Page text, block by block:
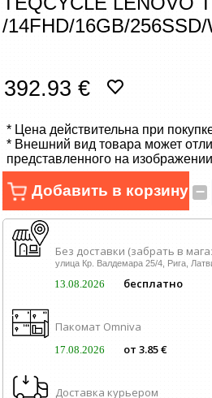
Сетевые товары
ТВ, Фото и электроника
Автотовары
Renewd техника, Outlet
/14FHD/16GB/256SSD/
392.93 €
* Цена действительна при
* Внешний вид товара может
представленного на изображении
Добавить в корзину –
Без доставки (забрать в
улица Кр. Валдемара 25/4, Рига,
13.08.2026 бесплатно
Пакомат Omniva
17.08.2026 от 3.85 €
Доставка курьером